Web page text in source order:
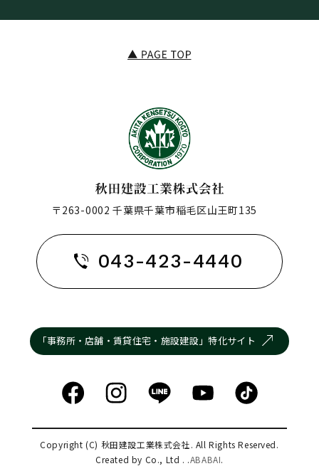
〒263-0002 千葉県千葉市稲毛区山王町135
043-423-4440
「事務所・店舗・賃貸住宅・施設建設」特化サイト
Copyright (C) 秋田建設工業株式会社. All Rights Reserved.
Created by Co., Ltd . .ABABAI.